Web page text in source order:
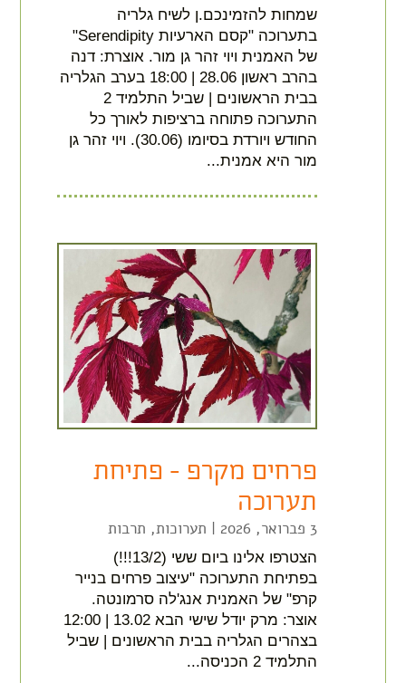
שמחות להזמינכם.ן לשיח גלריה
בתערוכה "קסם הארעיות Serendipity"
של האמנית ויוי זהר גן מור. אוצרת: דנה
בהרב ראשון 28.06 | 18:00 בערב הגלריה
בבית הראשונים | שביל התלמיד 2
התערוכה פתוחה ברציפות לאורך כל
החודש ויורדת בסיומו (30.06). ויוי זהר גן
מור היא אמנית...
פרחים מקרפ – פתיחת
תערוכה
3 פברואר, 2026 | תערוכות, תרבות
הצטרפו אלינו ביום ששי (13/2!!!)
בפתיחת התערוכה "עיצוב פרחים בנייר
קרפ" של האמנית אנג'לה סרמונטה.
אוצר: מרק יודל שישי הבא 13.02 | 12:00
בצהרים הגלריה בבית הראשונים | שביל
התלמיד 2 הכניסה...